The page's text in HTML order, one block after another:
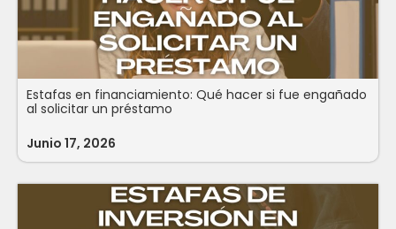
Estafas en financiamiento: Qué hacer si fue engañado
al solicitar un préstamo
Junio 17, 2026